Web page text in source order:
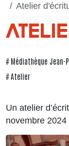
Atelier
Médiathèque Jean-
Atelier
Un atelier
novembre